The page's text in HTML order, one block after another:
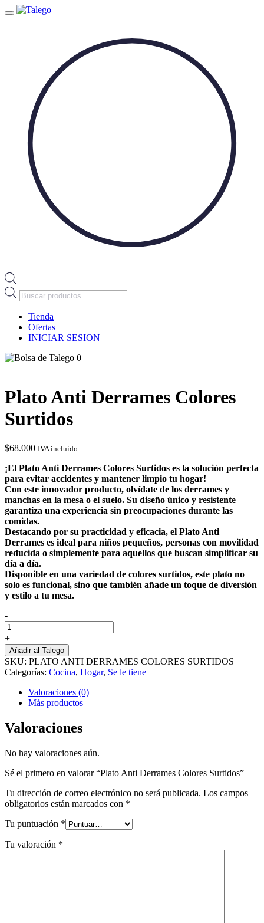
Búsqueda
de
productos
Tienda
Ofertas
INICIAR SESION
0
Plato Anti Derrames Colores
Surtidos
$68.000 IVA incluido
¡El Plato Anti Derrames Colores Surtidos es la solución perfecta
para evitar accidentes y mantener limpio tu hogar!
Con este innovador producto, olvídate de los derrames y
manchas en la mesa o el suelo. Su diseño único y resistente
garantiza una experiencia sin preocupaciones durante las
comidas.
Destacando por su practicidad y eficacia, el Plato Anti
Derrames es ideal para niños pequeños, personas con movilidad
reducida o simplemente para aquellos que buscan simplificar su
día a día.
Disponible en una variedad de colores surtidos, este plato no
solo es funcional, sino que también añade un toque de diversión
y estilo a tu mesa.
-
Plato
Anti
Derrames
Colores
Surtidos
cantidad
+
Añadir al Talego
SKU: PLATO ANTI DERRAMES COLORES SURTIDOS
Categorías: Cocina, Hogar, Se le tiene
Valoraciones (0)
Más productos
Valoraciones
No hay valoraciones aún.
Sé el primero en valorar “Plato Anti Derrames Colores Surtidos”
Tu dirección de correo electrónico no será publicada. Los campos
obligatorios están marcados con *
Tu puntuación *
Tu valoración *